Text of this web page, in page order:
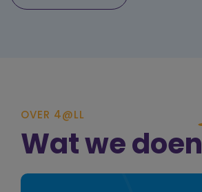
OVER 4@LL
Wat we doen